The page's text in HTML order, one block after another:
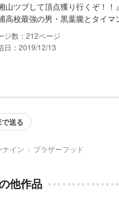
湘山ツブして頂点獲り行くぞ！
高校最強の男・黒葉朧とタイ
212
日：2019/12/13
送る
ナイン ブラザーフッド
他作品